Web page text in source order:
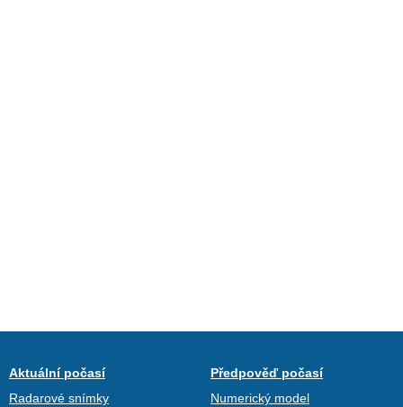
Aktuální počasí
Radarové snímky
Předpověď počasí
Numerický model